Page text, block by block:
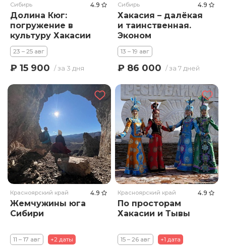
Сибирь 4.9
Долина Кюг:
погружение в
культуру Хакасии
23 – 25 авг
₽ 15 900 / за 3 дня
Сибирь 4.9
Хакасия – далёкая
и таинственная.
Эконом
13 – 19 авг
₽ 86 000 / за 7 дней
Красноярский край 4.9
Жемчужины юга
Сибири
11 – 17 авг +2 даты
Красноярский край 4.9
По просторам
Хакасии и Тывы
15 – 26 авг +1 дата